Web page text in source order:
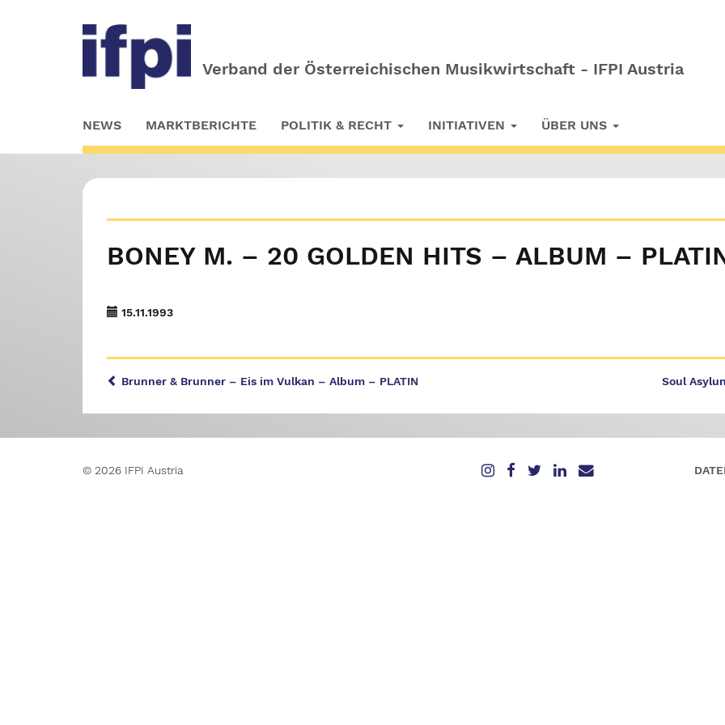
Verband der Österreichischen Musikwirtschaft - IFPI Austria
to
main
NEWS MARKTBERICHTE POLITIK & RECHT INITIATIVEN ÜBER UNS
BONEY M. – 20 GOLDEN HITS – ALBUM –
15.11.1993
Soul
Brunner & Brunner – Eis im Vulkan – Album – PLATIN
© 2026 IFPI Austria